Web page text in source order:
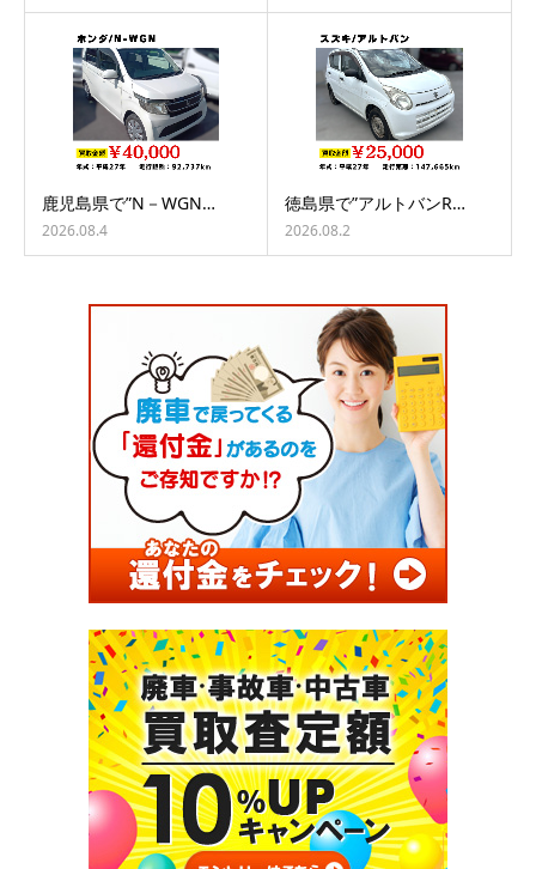
鹿児島県で”N－WGN…
2026.08.4
徳島県で”アルトバンR…
2026.08.2